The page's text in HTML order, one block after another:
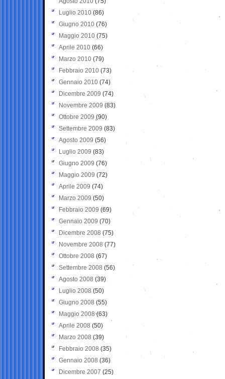
Luglio 2010 (86)
Giugno 2010 (76)
Maggio 2010 (75)
Aprile 2010 (66)
Marzo 2010 (79)
Febbraio 2010 (73)
Gennaio 2010 (74)
Dicembre 2009 (74)
Novembre 2009 (83)
Ottobre 2009 (90)
Settembre 2009 (83)
Agosto 2009 (56)
Luglio 2009 (83)
Giugno 2009 (76)
Maggio 2009 (72)
Aprile 2009 (74)
Marzo 2009 (50)
Febbraio 2009 (69)
Gennaio 2009 (70)
Dicembre 2008 (75)
Novembre 2008 (77)
Ottobre 2008 (67)
Settembre 2008 (56)
Agosto 2008 (39)
Luglio 2008 (50)
Giugno 2008 (55)
Maggio 2008(63)
Aprile 2008 (50)
Marzo 2008 (39)
Febbraio 2008 (35)
Gennaio 2008 (36)
Dicembre 2007 (25)